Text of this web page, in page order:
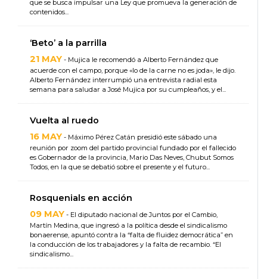
que se busca impulsar una Ley que promueva la generación de
contenidos...
‘Beto’ a la parrilla
21 MAY - Mujica le recomendó a Alberto Fernández que
acuerde con el campo, porque «lo de la carne no es joda», le dijo.
Alberto Fernández interrumpió una entrevista radial esta
semana para saludar a José Mujica por su cumpleaños, y el...
Vuelta al ruedo
16 MAY - Máximo Pérez Catán presidió este sábado una
reunión por zoom del partido provincial fundado por el fallecido
es Gobernador de la provincia, Mario Das Neves, Chubut Somos
Todos, en la que se debatió sobre el presente y el futuro...
Rosquenials en acción
09 MAY - El diputado nacional de Juntos por el Cambio,
Martín Medina, que ingresó a la política desde el sindicalismo
bonaerense, apuntó contra la “falta de fluidez democrática” en
la conducción de los trabajadores y la falta de recambio. “El
sindicalismo...